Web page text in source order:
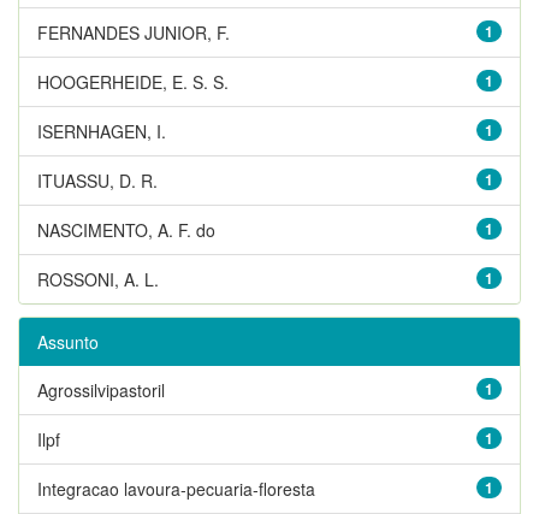
1
FERNANDES JUNIOR, F.
1
HOOGERHEIDE, E. S. S.
1
ISERNHAGEN, I.
1
ITUASSU, D. R.
1
NASCIMENTO, A. F. do
1
ROSSONI, A. L.
Assunto
1
Agrossilvipastoril
1
Ilpf
1
Integracao lavoura-pecuaria-floresta